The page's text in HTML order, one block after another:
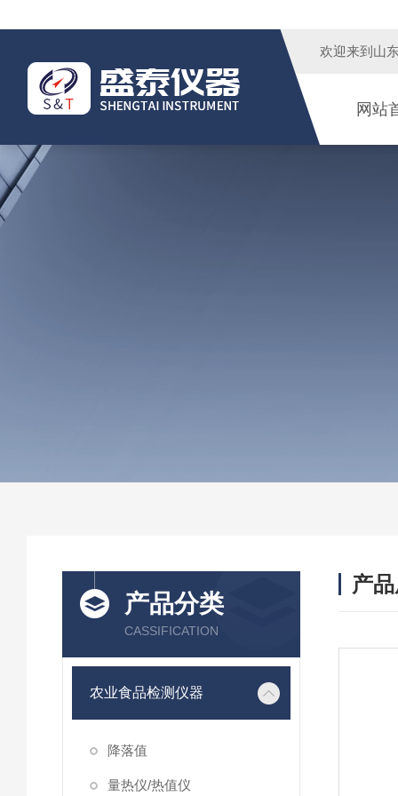
欢迎来到 山
网站
产品分类
CASSIFICATION
农业食品检测仪器
降落值
量热仪/热值仪
产